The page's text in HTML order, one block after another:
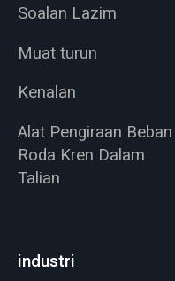
Soalan Lazim
Muat turun
Kenalan
Alat Pengiraan Beban
Roda Kren Dalam
Talian
industri